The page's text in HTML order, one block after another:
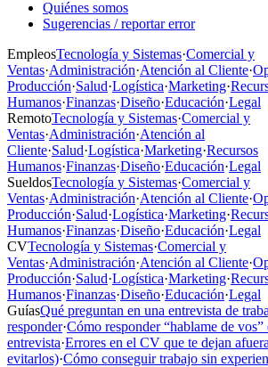
Quiénes somos
Sugerencias / reportar error
EmpleosTecnología y Sistemas·Comercial y
Ventas·Administración·Atención al Cliente·
Producción·Salud·Logística·Marketing·
Humanos·Finanzas·Diseño·Educación·Legal
RemotoTecnología y Sistemas·Comercial y
Ventas·Administración·Atención al
Cliente·Salud·Logística·Marketing·Recursos
Humanos·Finanzas·Diseño·Educación·Legal
SueldosTecnología y Sistemas·Comercial y
Ventas·Administración·Atención al Cliente·
Producción·Salud·Logística·Marketing·
Humanos·Finanzas·Diseño·Educación·Legal
CVTecnología y Sistemas·Comercial y
Ventas·Administración·Atención al Cliente·
Producción·Salud·Logística·Marketing·
Humanos·Finanzas·Diseño·Educación·Legal
GuíasQué preguntan en una entrevista de
responder·Cómo responder “hablame de vos”
entrevista·Errores en el CV que te dejan
evitarlos)·Cómo conseguir trabajo sin